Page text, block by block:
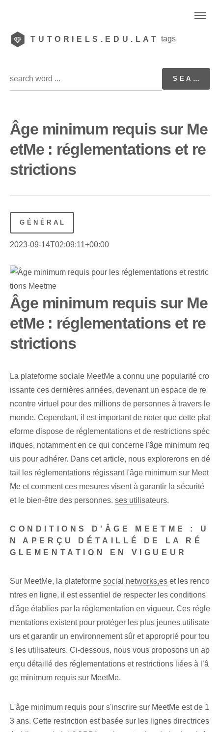
TUTORIELS.EDU.LAT tags
Âge minimum requis sur Me
etMe : réglementations et re
strictions
GÉNÉRAL
2023-09-14T02:09:11+00:00
Âge minimum requis sur Me
etMe : réglementations et re
strictions
La plateforme sociale MeetMe a connu une popularité cro
issante ces dernières années, devenant un ⁢espace de re
ncontre virtuel​ pour des millions de personnes à travers le
monde. Cependant, il est important de noter que cette plat
eforme dispose de réglementations et de restrictions spéc
ifiques, notamment en ce qui concerne l'âge minimum req
uis pour adhérer. Dans cet article, nous explorerons en dé
tail les réglementations régissant l'âge minimum sur Meet
Me et comment ces mesures visent à garantir la sécurité
et le bien-être des personnes. ses utilisateurs.
CONDITIONS D'ÂGE MEETME : U
N APERÇU DÉTAILLÉ DE LA RÉ
GLEMENTATION EN VIGUEUR
Sur MeetMe, la plateforme social networks,es et les renco
ntres en ligne, il est essentiel de respecter les conditions
d'âge établies par la réglementation en vigueur. Ces régle
mentations existent pour protéger les plus jeunes utilisate
urs et garantir un environnement sûr et approprié pour tou
s les utilisateurs. Ci-dessous, nous vous proposons un ap
erçu détaillé des réglementations et restrictions liées à l’â
ge minimum requis sur MeetMe.
L'âge minimum⁤ requis pour s'inscrire sur MeetMe est de 1
3 ans. Cette restriction est basée sur les lignes directrices